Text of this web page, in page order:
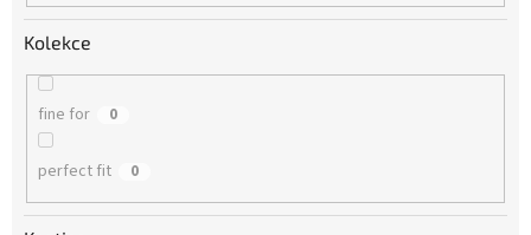
Kolekce
fine for 0
perfect fit 0